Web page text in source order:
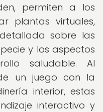
permiten a los
plantas virtuales,
sobre las
y los aspectos
saludable. Al
un juego con la
interior, estas
interactivo y